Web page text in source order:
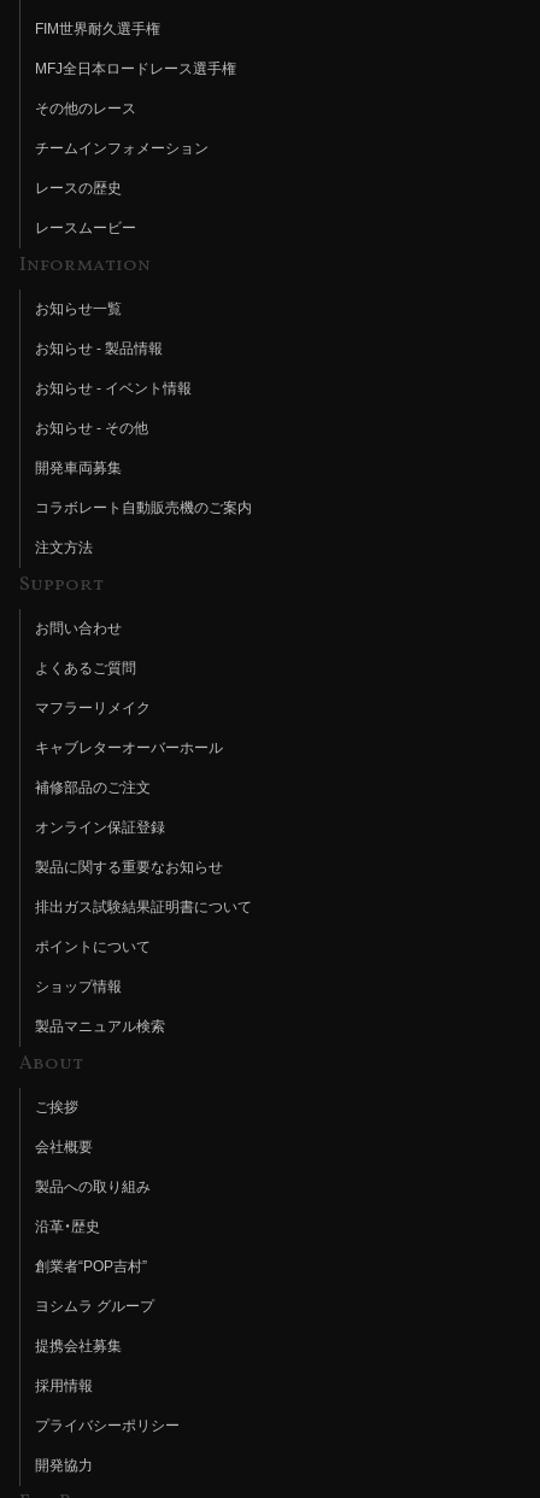
FIM世界耐久選手権
MFJ全日本ロードレース選手権
その他のレース
チームインフォメーション
レースの歴史
レースムービー
Information
お知らせ一覧
お知らせ - 製品情報
お知らせ - イベント情報
お知らせ - その他
開発車両募集
コラボレート自動販売機のご案内
注文方法
Support
お問い合わせ
よくあるご質問
マフラーリメイク
キャブレターオーバーホール
補修部品のご注文
オンライン保証登録
製品に関する重要なお知らせ
排出ガス試験結果証明書について
ポイントについて
ショップ情報
製品マニュアル検索
About
ご挨拶
会社概要
製品への取り組み
沿革・歴史
創業者“POP吉村”
ヨシムラ グループ
提携会社募集
採用情報
プライバシーポリシー
開発協力